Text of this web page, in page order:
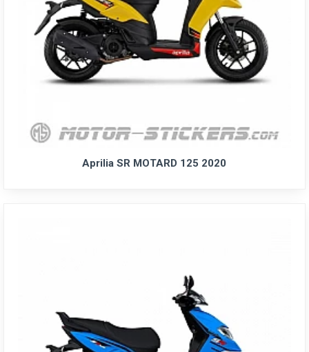
Aprilia SR MOTARD 125 2020